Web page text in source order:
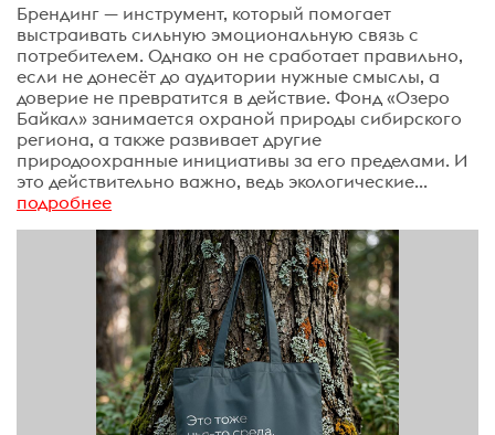
Брендинг — инструмент, который помогает
выстраивать сильную эмоциональную связь с
потребителем. Однако он не сработает правильно,
если не донесёт до аудитории нужные смыслы, а
доверие не превратится в действие. Фонд «Озеро
Байкал» занимается охраной природы сибирского
региона, а также развивает другие
природоохранные инициативы за его пределами. И
это действительно важно, ведь экологические...
подробнее